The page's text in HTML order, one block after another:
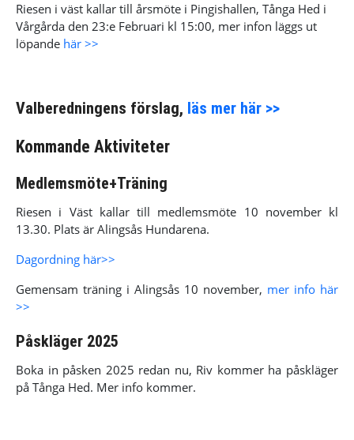
Riesen i väst kallar till årsmöte i Pingishallen, Tånga Hed i
Vårgårda den 23:e Februari kl 15:00, mer infon läggs ut
löpande här >>
Valberedningens förslag, läs mer här >>
Kommande Aktiviteter
Medlemsmöte+Träning
Riesen i Väst kallar till medlemsmöte 10 november kl
13.30. Plats är Alingsås Hundarena.
Dagordning här>>
Gemensam träning i Alingsås 10 november, mer info här
>>
Påskläger 2025
Boka in påsken 2025 redan nu, Riv kommer ha påskläger
på Tånga Hed. Mer info kommer.